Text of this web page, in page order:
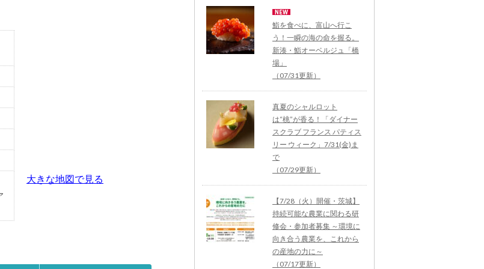
大きな地図で見る
鮨を食べに、富山へ行こ
う！一瞬の海の命を握る。
新湊・鮨オーベルジュ「橋
場」
（07/31更新）
真夏のシャルロット
は“桃”が香る！「ダイナー
スクラブ フランス パティス
リー ウィーク」7/31(金)ま
で
（07/29更新）
【7/28（火）開催・茨城】
持続可能な農業に関わる研
修会・参加者募集 ～環境に
向き合う農業を、これから
の産地の力に～
（07/17更新）